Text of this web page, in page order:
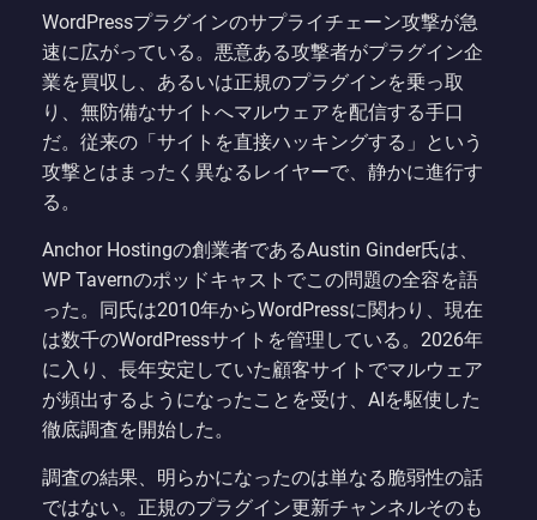
WordPressプラグインのサプライチェーン攻撃が急
速に広がっている。悪意ある攻撃者がプラグイン企
業を買収し、あるいは正規のプラグインを乗っ取
り、無防備なサイトへマルウェアを配信する手口
だ。従来の「サイトを直接ハッキングする」という
攻撃とはまったく異なるレイヤーで、静かに進行す
る。
Anchor Hostingの創業者であるAustin Ginder氏は、
WP Tavernのポッドキャストでこの問題の全容を語
った。同氏は2010年からWordPressに関わり、現在
は数千のWordPressサイトを管理している。2026年
に入り、長年安定していた顧客サイトでマルウェア
が頻出するようになったことを受け、AIを駆使した
徹底調査を開始した。
調査の結果、明らかになったのは単なる脆弱性の話
ではない。正規のプラグイン更新チャンネルそのも